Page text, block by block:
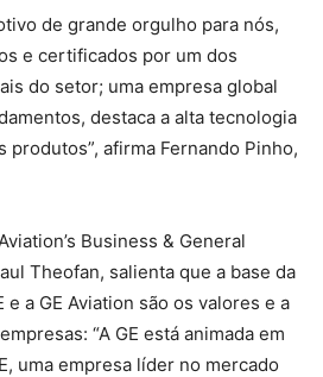
de grande orgulho para nós,
e certificados por um dos
do setor; uma empresa global
destaca a alta tecnologia
produtos”, afirma Fernando Pinho,
Business & General
Theofan, salienta que a base da
e a GE Aviation são os valores e a
“A GE está animada em
uma empresa líder no mercado